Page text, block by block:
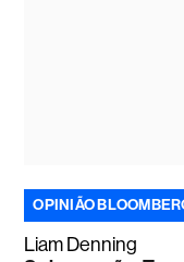
OPINIÃO
Liam Denning